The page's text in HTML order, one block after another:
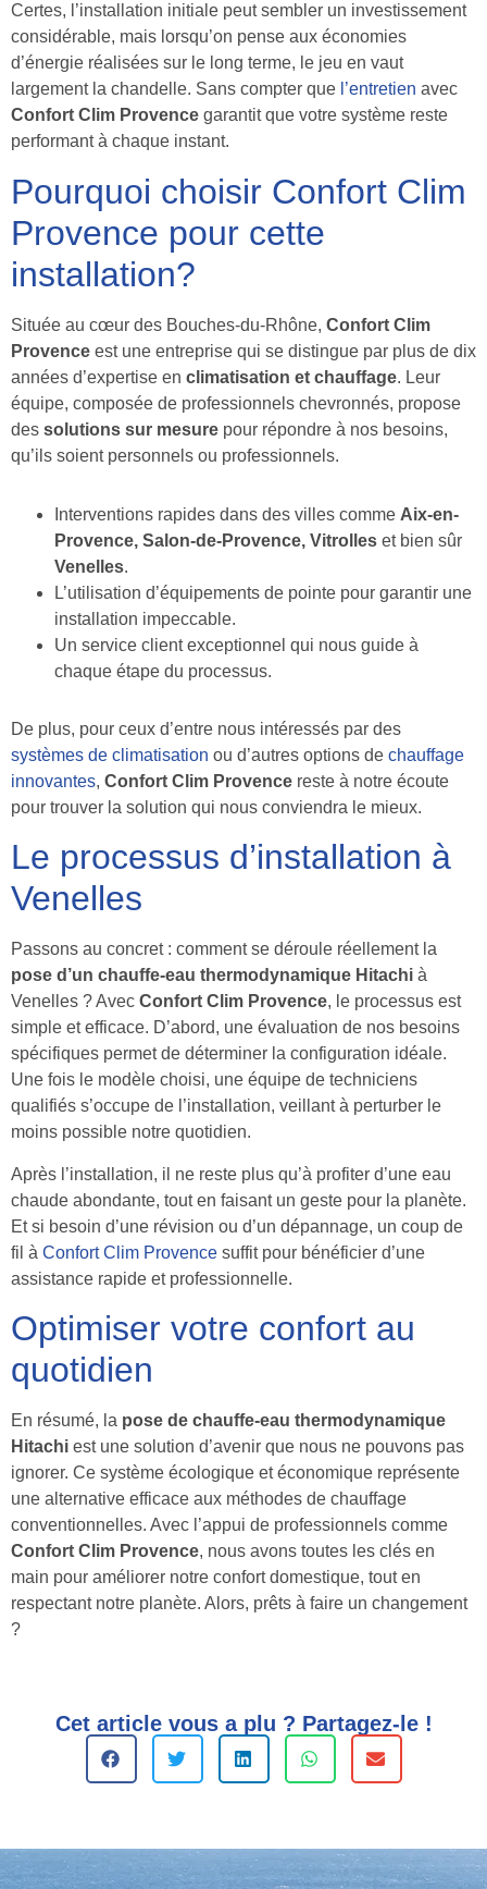
Certes, l’installation initiale peut sembler un investissement
considérable, mais lorsqu’on pense aux économies
d’énergie réalisées sur le long terme, le jeu en vaut
largement la chandelle. Sans compter que l’entretien avec
Confort Clim Provence garantit que votre système reste
performant à chaque instant.
Pourquoi choisir Confort Clim
Provence pour cette
installation?
Située au cœur des Bouches-du-Rhône, Confort Clim
Provence est une entreprise qui se distingue par plus de dix
années d’expertise en climatisation et chauffage. Leur
équipe, composée de professionnels chevronnés, propose
des solutions sur mesure pour répondre à nos besoins,
qu’ils soient personnels ou professionnels.
Interventions rapides dans des villes comme Aix-en-
Provence, Salon-de-Provence, Vitrolles et bien sûr
Venelles.
L’utilisation d’équipements de pointe pour garantir une
installation impeccable.
Un service client exceptionnel qui nous guide à
chaque étape du processus.
De plus, pour ceux d’entre nous intéressés par des
systèmes de climatisation ou d’autres options de chauffage
innovantes, Confort Clim Provence reste à notre écoute
pour trouver la solution qui nous conviendra le mieux.
Le processus d’installation à
Venelles
Passons au concret : comment se déroule réellement la
pose d’un chauffe-eau thermodynamique Hitachi à
Venelles ? Avec Confort Clim Provence, le processus est
simple et efficace. D’abord, une évaluation de nos besoins
spécifiques permet de déterminer la configuration idéale.
Une fois le modèle choisi, une équipe de techniciens
qualifiés s’occupe de l’installation, veillant à perturber le
moins possible notre quotidien.
Après l’installation, il ne reste plus qu’à profiter d’une eau
chaude abondante, tout en faisant un geste pour la planète.
Et si besoin d’une révision ou d’un dépannage, un coup de
fil à Confort Clim Provence suffit pour bénéficier d’une
assistance rapide et professionnelle.
Optimiser votre confort au
quotidien
En résumé, la pose de chauffe-eau thermodynamique
Hitachi est une solution d’avenir que nous ne pouvons pas
ignorer. Ce système écologique et économique représente
une alternative efficace aux méthodes de chauffage
conventionnelles. Avec l’appui de professionnels comme
Confort Clim Provence, nous avons toutes les clés en
main pour améliorer notre confort domestique, tout en
respectant notre planète. Alors, prêts à faire un changement
?
Cet article vous a plu ? Partagez-le !